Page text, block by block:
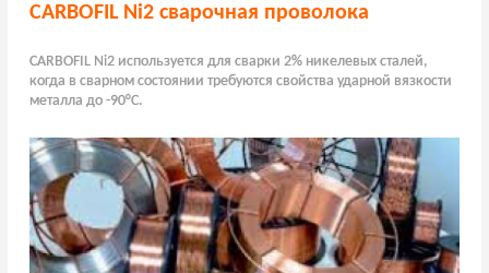
CARBOFIL Ni2 сварочная проволока
CARBOFIL Ni2 используется для сварки 2% никелевых сталей,
когда в сварном состоянии требуются свойства ударной вязкости
металла до -90°C.